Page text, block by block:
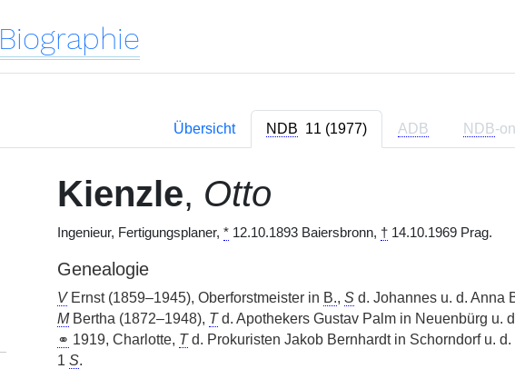
Biographie
Übersicht NDB 11 (1977) ADB NDB-
Kienzle, Otto
Ingenieur, Fertigungsplaner, *12.10.1893 Baiersbronn, †14.10.1969 Prag.
Genealogie
VErnst (1859–1945), Oberforstmeister in B., Sd. Johannes u. d. Anna
MBertha (1872–1948), Td. Apothekers Gustav Palm in Neuenbürg u.
⚭ 1919, Charlotte, Td. Prokuristen Jakob Bernhardt in Schorndorf u. d.
1 S.